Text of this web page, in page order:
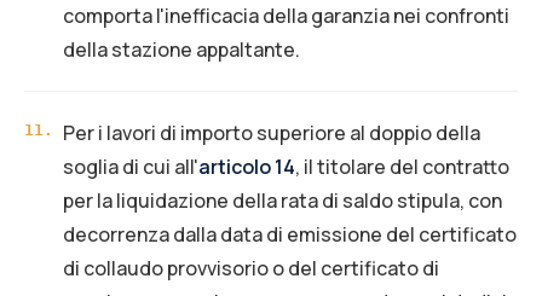
comporta l'inefficacia della garanzia nei confronti
della stazione appaltante.
11.
Per i lavori di importo superiore al doppio della
soglia di cui all'articolo 14, il titolare del contratto
per la liquidazione della rata di saldo stipula, con
decorrenza dalla data di emissione del certificato
di collaudo provvisorio o del certificato di